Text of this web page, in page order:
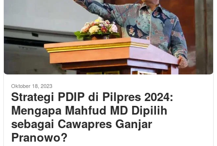
Oktober 18, 2023
Strategi PDIP di Pilpres 2024:
Mengapa Mahfud MD Dipilih
sebagai Cawapres Ganjar
Pranowo?